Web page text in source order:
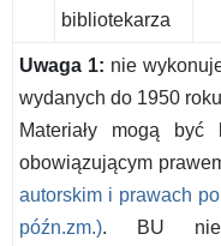
bibliotekarza
Uwaga 1: nie
wydanych do 1950
Materiały mogą
obowiązującym
autorskim i prawach
późn.zm.). BU nie